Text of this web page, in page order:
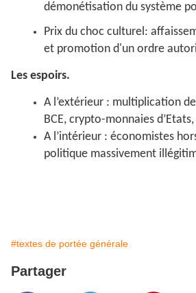
démonétisation du système
Prix du choc culturel:
et promotion d'un ordre
Les espoirs.
A l’extérieur : multiplication
BCE, crypto-monnaies
A l’intérieur : économistes
politique massivement
#textes de portée générale
Partager